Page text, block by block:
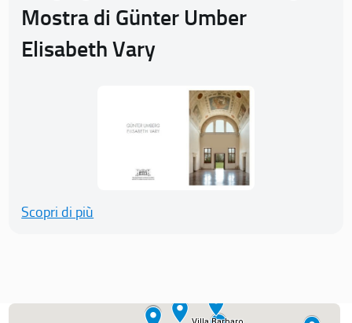
Mostra di Günter Umber
Elisabeth Vary
Scopri di più